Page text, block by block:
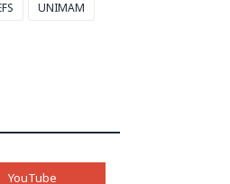
UNIMAM